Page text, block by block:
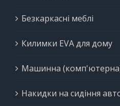
Безкаркасні меблі
Килимки EVA для дому
Машинна
Накидки на сидіння